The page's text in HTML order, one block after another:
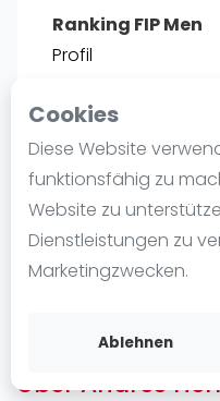
Cookies
Diese Website
funktionsfähig zu
Website zu
Dienstleistungen zu
Marketingzwecken.
Ablehnen
Frauen
FIP Männer
Blog
Die Geschichte von
Regeln und
Padel Schläge
Video
Ranking FIP Men
Profil
POSITIE
#2466
Bist duAndres
Über Andres